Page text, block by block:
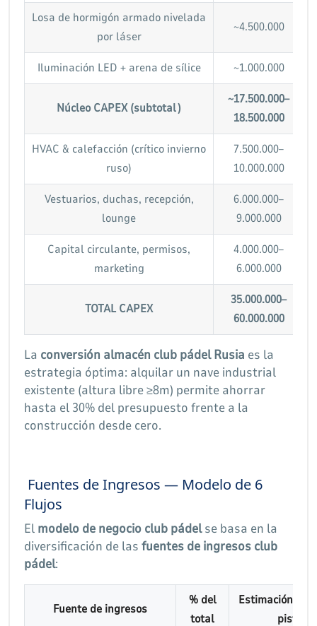
Losa de hormigón armado nivelada
por láser
~4.500.000
Iluminación LED + arena de sílice ~1.000.000
Núcleo CAPEX (subtotal)
~17.500.000–
18.500.000
HVAC & calefacción (crítico invierno
ruso)
7.500.000–
10.000.000
Vestuarios, duchas, recepción,
lounge
6.000.000–
9.000.000
Capital circulante, permisos,
marketing
4.000.000–
6.000.000
TOTAL CAPEX
35.000.000–
60.000.000
La conversión almacén club pádel Rusia es la
estrategia óptima: alquilar un nave industrial
existente (altura libre ≥8m) permite ahorrar
hasta el 30% del presupuesto frente a la
construcción desde cero.
Fuentes de Ingresos — Modelo de 6
Flujos
El modelo de negocio club pádelse basa en la
diversificación de las fuentes de ingresos club
pádel:
Fuente de ingresos
% del
total
Estimación
pistas)